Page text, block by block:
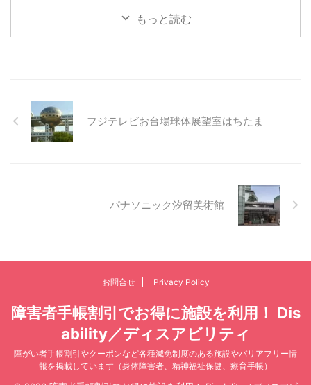
もっと読む
フジテレビお台場球体展望室はちたま
パナソニック汐留美術館
お問合せ Privacy Policy
障害者手帳割引でお得に施設を利用！ Dis
ability／ディスアビリティ
障がい者手帳割引やクーポンなど各種減免制度のある施設やバリアフリー情
報を掲載しています（身体障害者、精神福祉保健、療育手帳）